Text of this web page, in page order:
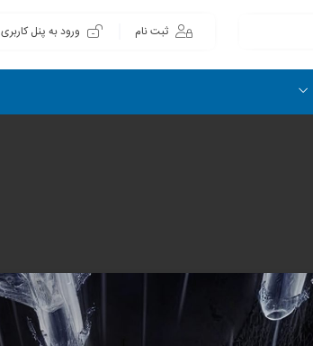
ثبت نام ورود به پنل کاربری